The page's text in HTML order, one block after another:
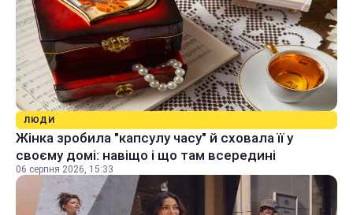
ЛЮДИ
Жінка зробила "капсулу часу" й сховала її у
своєму домі: навіщо і що там всередині
06 серпня 2026, 15:33